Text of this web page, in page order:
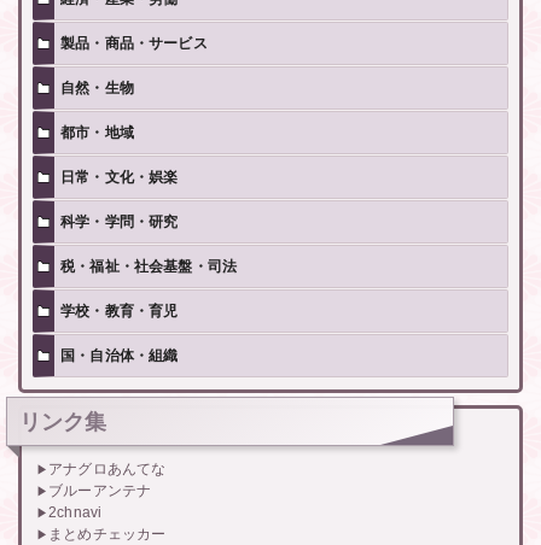
製品・商品・サービス
自然・生物
都市・地域
日常・文化・娯楽
科学・学問・研究
税・福祉・社会基盤・司法
学校・教育・育児
国・自治体・組織
リンク集
アナグロあんてな
ブルーアンテナ
2chnavi
まとめチェッカー